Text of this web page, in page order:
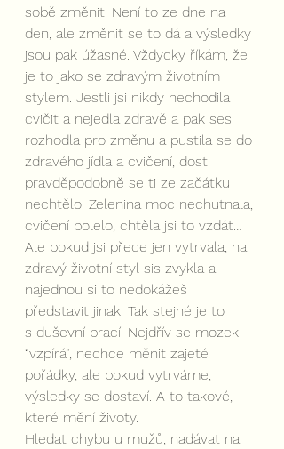
sobě změnit. Není to ze dne na
den, ale změnit se to dá a výsledky
jsou pak úžasné. Vždycky říkám, že
je to jako se zdravým životním
stylem. Jestli jsi nikdy nechodila
cvičit a nejedla zdravě a pak ses
rozhodla pro změnu a pustila se do
zdravého jídla a cvičení, dost
pravděpodobně se ti ze začátku
nechtělo. Zelenina moc nechutnala,
cvičení bolelo, chtěla jsi to vzdát…
Ale pokud jsi přece jen vytrvala, na
zdravý životní styl sis zvykla a
najednou si to nedokážeš
představit jinak. Tak stejné je to
s duševní prací. Nejdřív se mozek
“vzpírá”, nechce měnit zajeté
pořádky, ale pokud vytrváme,
výsledky se dostaví. A to takové,
které mění životy.
Hledat chybu u mužů, nadávat na